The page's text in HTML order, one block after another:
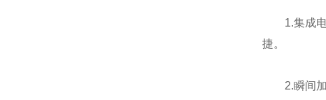
1.集成电
捷。
2.瞬间加